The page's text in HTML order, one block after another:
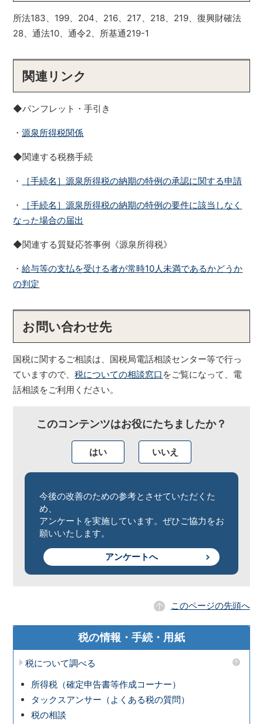
所法183、199、204、216、217、218、219、復興財確法
28、通法10、通令2、所基通219-1
関連リンク
◆パンフレット・手引き
・源泉所得税関係
◆関連する税務手続
・ ［手続名］源泉所得税の納期の特例の承認に関する申請
・
［手続名］源泉所得税の納期の特例の要件に該当しなく
なった場合の届出
◆関連する質疑応答事例《源泉所得税》
・給与等の支払を受ける者が常時10人未満であるかどうか
の判定
お問い合わせ先
国税に関するご相談は、国税局電話相談センター等で行っ
ていますので、税についての相談窓口 をご覧になって、電
話相談をご利用ください。
このコンテンツはお役にたちましたか？
はい いいえ
今後の改善のための参考とさせていただくた
め、
アンケートを実施しています。ぜひご協力をお
願いいたします。
アンケートへ
このページの先頭へ
税の情報・手続・用紙
税について調べる
所得税（確定申告書等作成コーナー）
タックスアンサー（よくある税の質問）
税の相談